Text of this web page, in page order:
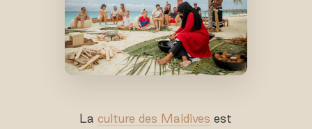
Laculture des Maldives est